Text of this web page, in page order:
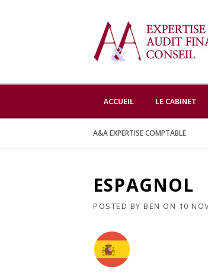
ACCUEIL LE CABINET
A&A EXPERTISE COMPTABLE
ESPAGNOL
POSTED BY BEN ON 10